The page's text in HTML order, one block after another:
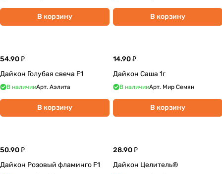
В корзину В корзину
54.90 ₽
Дайкон Голубая свеча F1
В наличииАрт. Аэлита
В корзину
14.90 ₽
Дайкон Саша 1г
В наличииАрт. Мир Семян
В корзину
50.90 ₽
Дайкон Розовый фламинго F1
28.90 ₽
Дайкон Целитель®